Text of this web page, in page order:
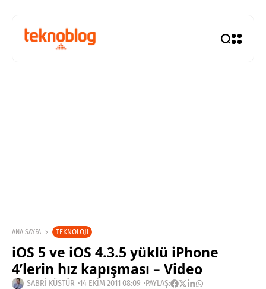
ANA SAYFA TEKNOLOJI
iOS 5 ve iOS 4.3.5 yüklü iPhone
4’lerin hız kapışması – Video
SABRI KÜSTÜR 14 EKIM 2011 08:09 PAYLAŞ: